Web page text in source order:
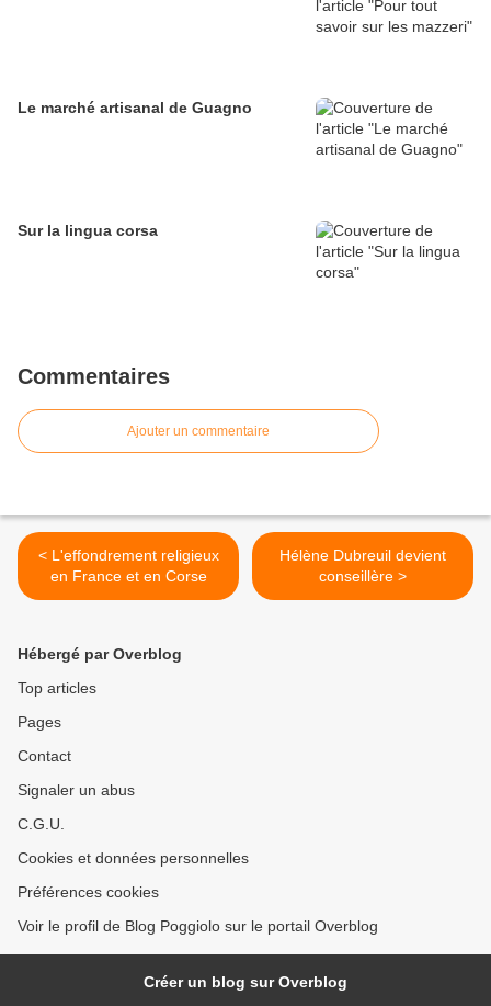
Le marché artisanal de Guagno
Sur la lingua corsa
Commentaires
Ajouter un commentaire
< L'effondrement religieux
en France et en Corse
Hélène Dubreuil devient
conseillère >
Hébergé par Overblog
Top articles
Pages
Contact
Signaler un abus
C.G.U.
Cookies et données personnelles
Préférences cookies
Voir le profil de Blog Poggiolo sur le portail Overblog
Créer un blog sur Overblog